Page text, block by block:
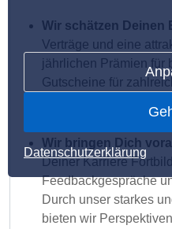
Datenschutzerklärung
Wir schätzen Deinen
Verträge und eine
jährlichen Prämien für
Gutscheine für
viele weitere
Wir bringen Dich
Deiner Karriere
Feedbackgespräche
Durch unser starkes
bieten wir